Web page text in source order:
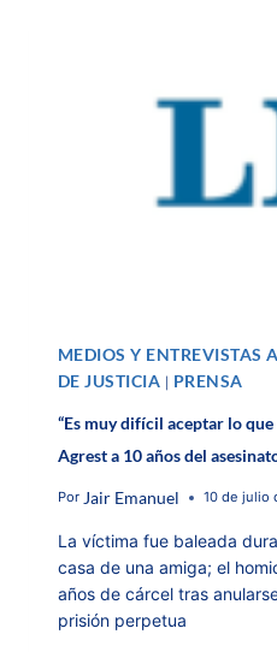
MEDIOS Y ENTREVISTAS
DE JUSTICIA
PRENSA
“Es muy difícil aceptar lo que
Agrest a 10 años del
Por Jair Emanuel 10 de julio
La víctima fue baleada
casa de una amiga; el
años de cárcel tras
prisión perpetua